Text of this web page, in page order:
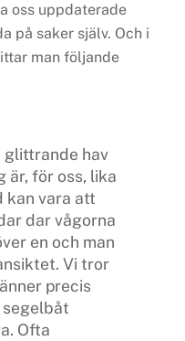
oss uppdaterade
på saker själv. Och i
man följande
hav
är, för oss, lika
kan vara att
dar vågorna
en och man
Vi tror
precis
segelbåt
Ofta